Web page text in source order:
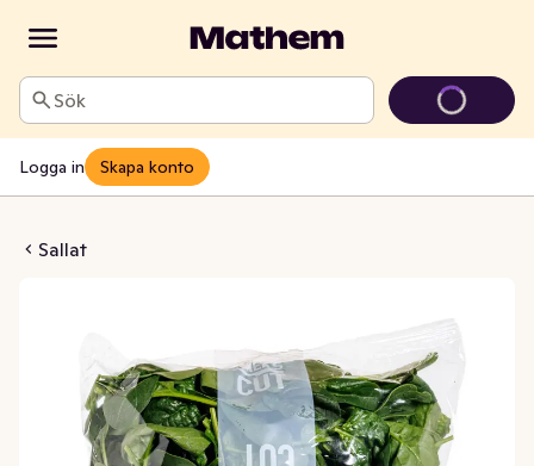
Sök
Logga in Skapa konto
Sallat
storpack Klass1